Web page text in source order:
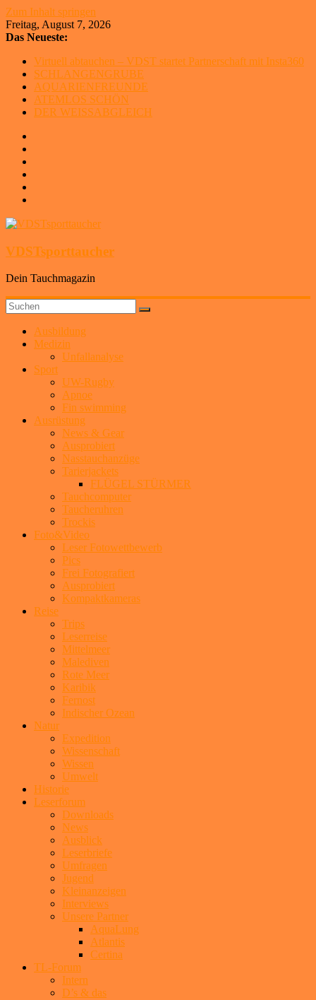
Zum Inhalt springen
Freitag, August 7, 2026
Das Neueste:
Virtuell abtauchen – VDST startet Partnerschaft mit Insta360
SCHLANGENGRUBE
AQUARIENFREUNDE
ATEMLOS SCHÖN
DER WEISSABGLEICH
VDSTsporttaucher
Dein Tauchmagazin
Ausbildung
Medizin
Unfallanalyse
Sport
UW-Rugby
Apnoe
Fin swimming
Ausrüstung
News & Gear
Ausprobiert
Nasstauchanzüge
Tarierjackets
FLÜGEL STÜRMER
Tauchcomputer
Taucheruhren
Trockis
Foto&Video
Leser Fotowettbewerb
Pics
Frei Fotografiert
Ausprobiert
Kompaktkameras
Reise
Trips
Leserreise
Mittelmeer
Malediven
Rote Meer
Karibik
Fernost
Indischer Ozean
Natur
Expedition
Wissenschaft
Wissen
Umwelt
Historie
Leserforum
Downloads
News
Ausblick
Leserbriefe
Umfragen
Jugend
Kleinanzeigen
Interviews
Unsere Partner
AquaLung
Atlantis
Certina
TL-Forum
Intern
D’s & das